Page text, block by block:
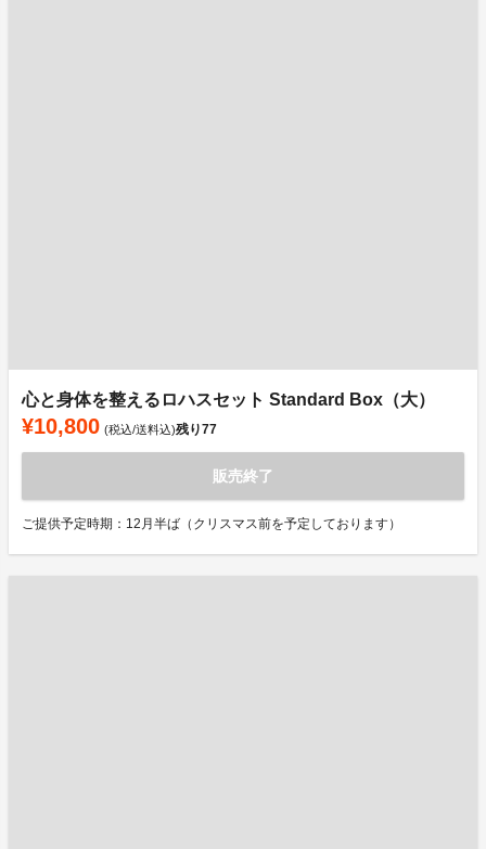
心と身体を整えるロハスセット Standard Box（大）
¥10,800 (税込/送料込)残り77
販売終了
ご提供予定時期：12月半ば（クリスマス前を予定しております）